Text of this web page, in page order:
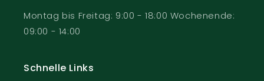
Montag bis Freitag: 9:00 - 18:00 Wochenende:
09:00 - 14:00
Schnelle Links